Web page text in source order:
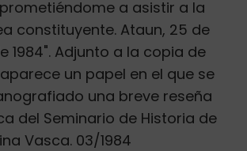
a asistir a la
constituyente. Ataun, 25 de
1984". Adjunto a la copia de
un papel en el que se
una breve reseña
del Seminario de Historia de
Vasca. 03/1984